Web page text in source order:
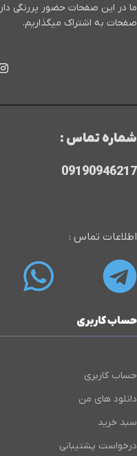
ما در این صفحات حضور پررنگی
صفحات به اشتراک میگذاریم.
شماره تماس :
09190946217
اطلاعات تماس :
حساب کاربری
حساب کاربری
دانلود های من
سبد خرید
درخواست پشتیبانی